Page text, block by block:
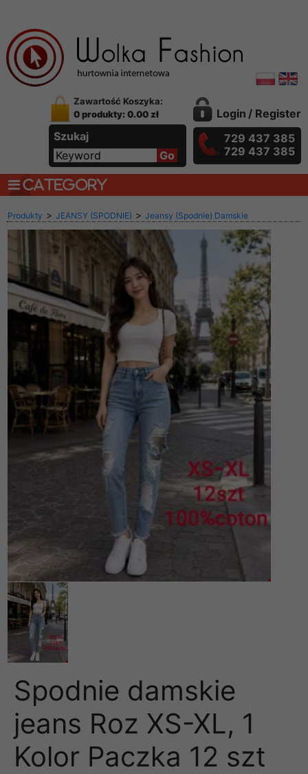
Zawartość Koszyka:
0 produkty: 0.00 zł
Szukaj
Login / Register
729 437 385
729 437 385
CATEGORY
Produkty > JEANSY (SPODNIE) > Jeansy (Spodnie) Damskie
Spodnie damskie
jeans Roz XS-XL, 1
Kolor Paczka 12 szt